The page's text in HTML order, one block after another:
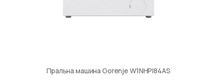
Пральна машина Gorenje W1NHPI84AS